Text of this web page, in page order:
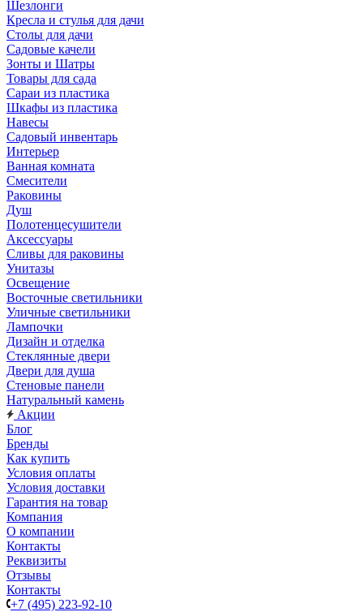
Шезлонги
Кресла и стулья для дачи
Столы для дачи
Садовые качели
Зонты и Шатры
Товары для сада
Сараи из пластика
Шкафы из пластика
Навесы
Садовый инвентарь
Интерьер
Ванная комната
Смесители
Раковины
Душ
Полотенцесушители
Аксессуары
Сливы для раковины
Унитазы
Освещение
Восточные светильники
Уличные светильники
Лампочки
Дизайн и отделка
Стеклянные двери
Двери для душа
Стеновые панели
Натуральный камень
Акции
Блог
Бренды
Как купить
Условия оплаты
Условия доставки
Гарантия на товар
Компания
О компании
Контакты
Реквизиты
Отзывы
Контакты
+7 (495) 223-92-10